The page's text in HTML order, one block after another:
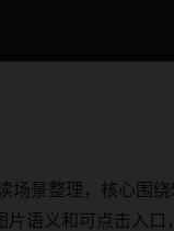
景整理，核心围
语义和可点击入